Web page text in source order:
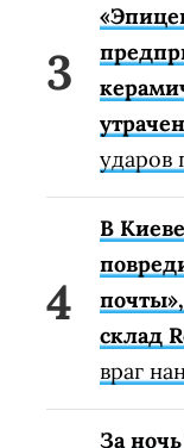
ударов
В
склад
враг
За